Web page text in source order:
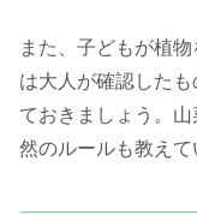
また、子どもが植
は大人が確認した
ておきましょう。
然のルールも教えて